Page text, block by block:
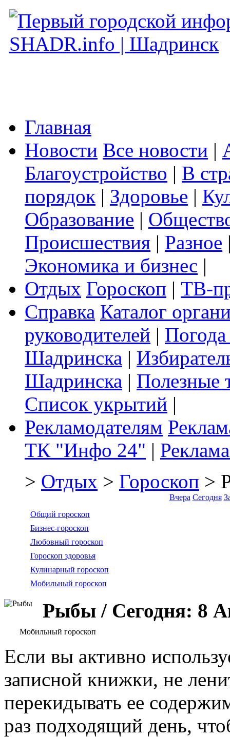
Главная
Новости Все новости |
Благоустройство | В
порядок | Здоровье |
Образование |
Происшествия | Разное
Экономика и бизнес |
Отдых Гороскоп | ТВ-
Справка Каталог
руководителей |
Шадринска |
Шадринска | Полезные
Список укрытий |
Рекламодателям
ТК "Инфо 24" |
> Отдых > Гороскоп >
Вчера Сегодня
Общий гороскоп
Бизнес-гороскоп
Любовный гороскоп
Гороскоп здоровья
Кулинарный гороскоп
Мобильный гороскоп
Рыбы / Сегодня: 8
Мобильный гороскоп
Если вы активно
записной книжки, не
перекидывать ее
раз подходящий день,